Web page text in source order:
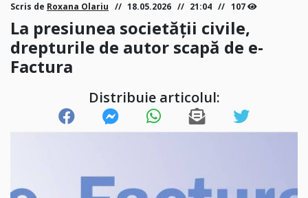
Scris de Roxana Olariu 18.05.2026 21:04 107
La presiunea societății civile,
drepturile de autor scapă de e-
Factura
Distribuie articolul: